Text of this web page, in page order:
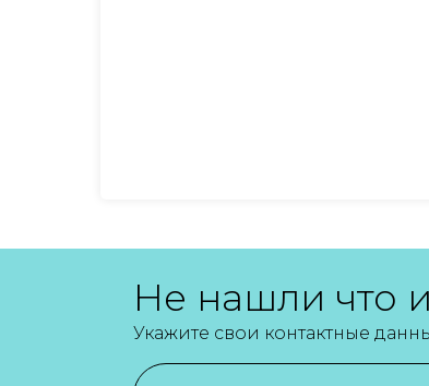
Не нашли что
Укажите свои контактные